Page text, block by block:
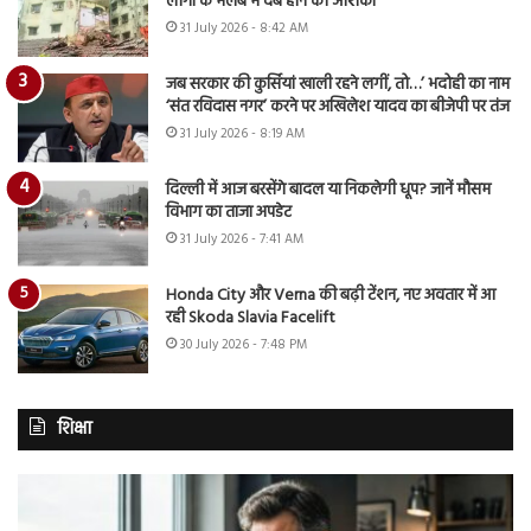
31 July 2026 - 8:42 AM
जब सरकार की कुर्सियां खाली रहने लगीं, तो…’ भदोही का नाम
‘संत रविदास नगर’ करने पर अखिलेश यादव का बीजेपी पर तंज
31 July 2026 - 8:19 AM
दिल्ली में आज बरसेंगे बादल या निकलेगी धूप? जानें मौसम
विभाग का ताजा अपडेट
31 July 2026 - 7:41 AM
Honda City और Verna की बढ़ी टेंशन, नए अवतार में आ
रही Skoda Slavia Facelift
30 July 2026 - 7:48 PM
शिक्षा